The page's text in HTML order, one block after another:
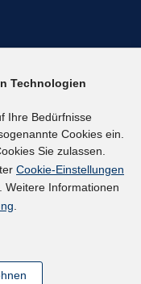
Technologien
Ihre Bedürfnisse
Cookies ein.
Sie zulassen.
Cookie-Einstellungen
Weitere Informationen
.